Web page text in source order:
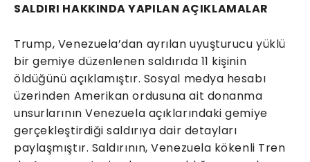
SALDIRI HAKKINDA YAPILAN AÇIKLAMALAR
Trump, Venezuela’dan ayrılan uyuşturucu yüklü
bir gemiye düzenlenen saldırıda 11 kişinin
öldüğünü açıklamıştır. Sosyal medya hesabı
üzerinden Amerikan ordusuna ait donanma
unsurlarının Venezuela açıklarındaki gemiye
gerçekleştirdiği saldırıya dair detayları
paylaşmıştır. Saldırının, Venezuela kökenli Tren